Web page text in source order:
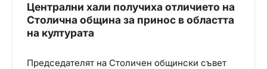
Централни хали получиха отличието на
Столична община за принос в областта
на културата
Председателят на Столичен общински съвет